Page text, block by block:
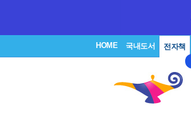
HOME 국내도서 전자책